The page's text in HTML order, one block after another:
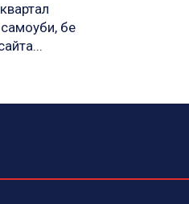
бе
на сайта...